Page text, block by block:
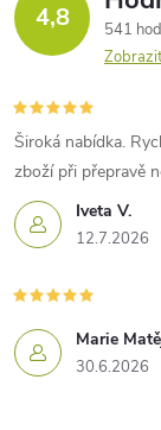
4,8
541
Iveta V.
12.7.2026
Široká nabídka.
zboží při přepravě
Marie
30.6.2026